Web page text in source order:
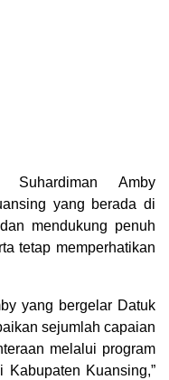
Suhardiman Amby
yang berada di
mendukung penuh
tetap memperhatikan
yang bergelar Datuk
sejumlah capaian
melalui program
Kuansing,”